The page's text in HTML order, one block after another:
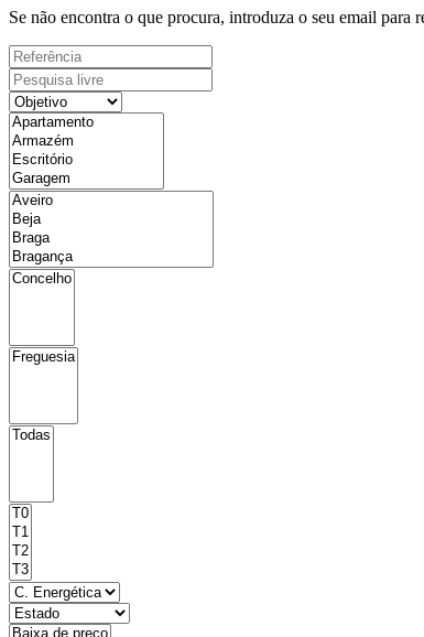
Se não encontra o que procura, introduza o seu email para